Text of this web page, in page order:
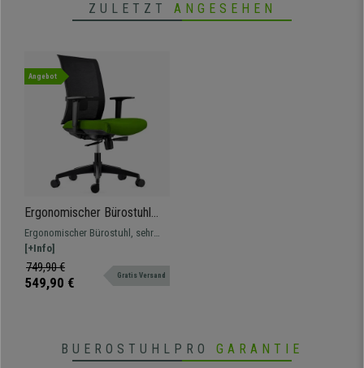
ZULETZT ANGESEHEN
Angebot
Ergonomischer Bürostuhl
EXON, Lordosenstütze, für
die 8h-Nutzung, mit Stoff-
und Netzbezug, Farbe Grün
Ergonomischer Bürostuhl, sehr
bequem, geeignet für intensiven
Gebrauch von 8 Stunden. Mit
Lordosenstütze und verstellbaren
[+Info]
749,90 €
549,90 € Gratis Versand
BUEROSTUHLPRO GARANTIE